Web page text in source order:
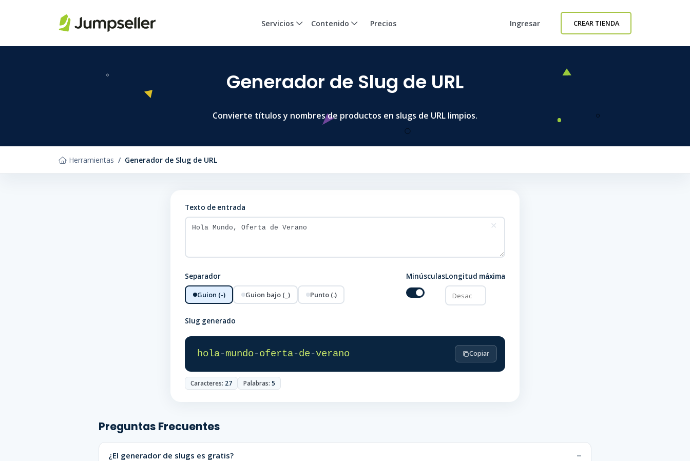
Servicios Contenido Precios Ingresar CREAR TIENDA
Generador de Slug de URL
Convierte títulos y nombres de productos en slugs de URL limpios.
Herramientas Generador de Slug de URL
Texto de entrada
✕
Separador
Guion (-)
Guion bajo (_) Punto (.)
MinúsculasLongitud máxima
Slug generado
hola-mundo-oferta-de-verano Copiar
Caracteres: 27 Palabras: 5
Preguntas Frecuentes
¿El generador de slugs es gratis?